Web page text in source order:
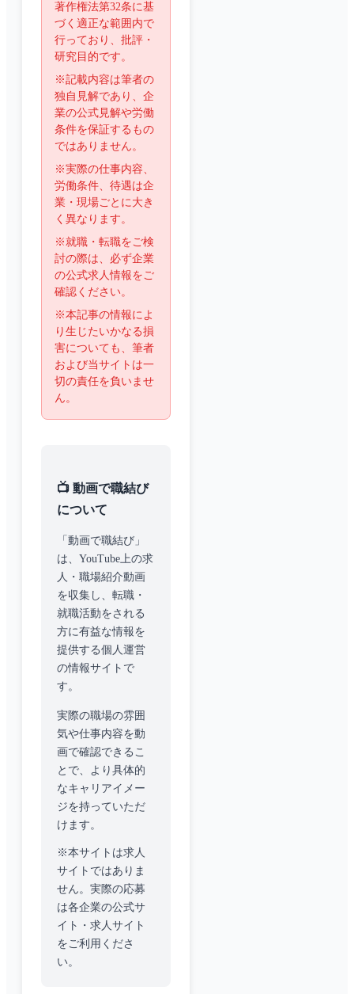
著作権法第32条に基
づく適正な範囲内で
行っており、批評・
研究目的です。
※記載内容は筆者の
独自見解であり、企
業の公式見解や労働
条件を保証するもの
ではありません。
※実際の仕事内容、
労働条件、待遇は企
業・現場ごとに大き
く異なります。
※就職・転職をご検
討の際は、必ず企業
の公式求人情報をご
確認ください。
※本記事の情報によ
り生じたいかなる損
害についても、筆者
および当サイトは一
切の責任を負いませ
ん。
📺 動画で職結び
について
「動画で職結び」
は、YouTube上の求
人・職場紹介動画
を収集し、転職・
就職活動をされる
方に有益な情報を
提供する個人運営
の情報サイトで
す。
実際の職場の雰囲
気や仕事内容を動
画で確認できるこ
とで、より具体的
なキャリアイメー
ジを持っていただ
けます。
※本サイトは求人
サイトではありま
せん。実際の応募
は各企業の公式サ
イト・求人サイト
をご利用くださ
い。